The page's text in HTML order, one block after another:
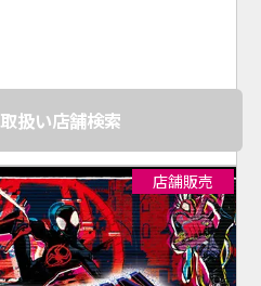
取扱い店舗検索
店舗販売